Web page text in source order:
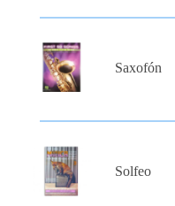
Saxofón
Solfeo